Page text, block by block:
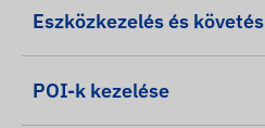
Eszközkezelés és követés
POI-k kezelése